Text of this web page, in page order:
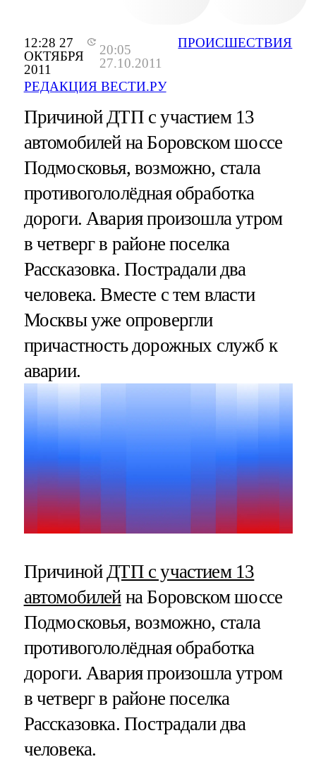
12:28 27
ОКТЯБРЯ
2011
20:05
27.10.2011
РЕДАКЦИЯ ВЕСТИ.РУ
ПРОИСШЕСТВИЯ
Причиной ДТП с участием 13
автомобилей на Боровском шоссе
Подмосковья, возможно, стала
противогололёдная обработка
дороги. Авария произошла утром
в четверг в районе поселка
Рассказовка. Пострадали два
человека. Вместе с тем власти
Москвы уже опровергли
причастность дорожных служб к
аварии.
Причиной ДТП с участием 13
автомобилейна Боровском шоссе
Подмосковья, возможно, стала
противогололёдная обработка
дороги. Авария произошла утром
в четверг в районе поселка
Рассказовка. Пострадали два
человека.